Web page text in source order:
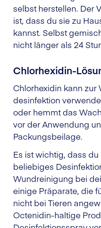
selbst herstellen. Der
ist, dass du sie zu
kannst. Selbst
nicht länger als 24
Chlorhexidin-
Chlorhexidin kann
desinfektion
oder hemmt das
vor der Anwendung
Packungsbeilage.
Es ist wichtig, dass
beliebiges
Wundreinigung bei
einige Präparate, die
nicht bei Tieren
Octenidin-haltige